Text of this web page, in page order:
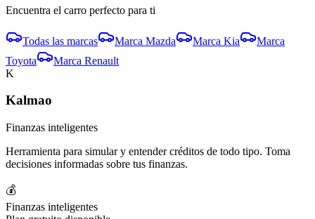
Encuentra el carro perfecto para ti
Todas las marcas Marca Mazda Marca Kia
Marca
Toyota
Marca Renault
K
Kalmao
Finanzas inteligentes
Herramienta para simular y entender créditos de todo tipo. Toma
decisiones informadas sobre tus finanzas.
💰
Finanzas inteligentes